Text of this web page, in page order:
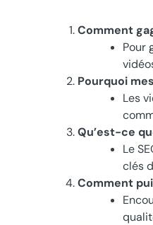
Comment
Pour
Pourquoi
Les
Qu’est-ce
Le
clés
Comment